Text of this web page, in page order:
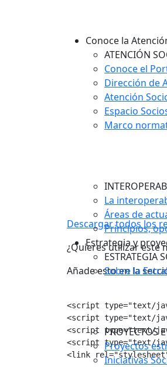
Conoce la
ATENCIÓN
Conoce el
Dirección de
Atención
Espacio
Marco
La
Áreas de
Principios,
Estrategia y
ESTRATEGIA
Sobre la
PROYECTOS
Proyectos
Iniciativas
Descargar todos los
¿Quieres utilizar este
Añade esto en la
<script type="text/
<script type="text/
<script type="text/
<script type="text/
<link